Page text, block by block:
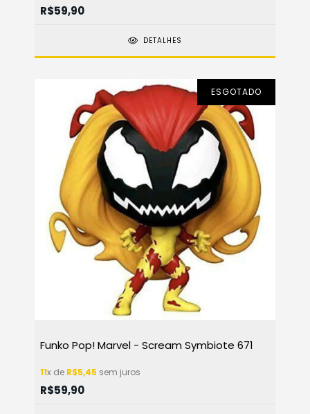
R$59,90
DETALHES
ESGOTADO
Funko Pop! Marvel - Scream Symbiote 671
11x de R$5,45 sem juros
R$59,90